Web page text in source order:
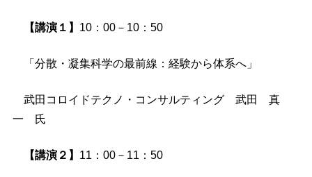
【講演１】 10：00－10：50
「分散・凝集科学の最前線：経験から体系へ」
武田コロイドテクノ・コンサルティング 武田 真
一 氏
【講演２】 11：00－11：50